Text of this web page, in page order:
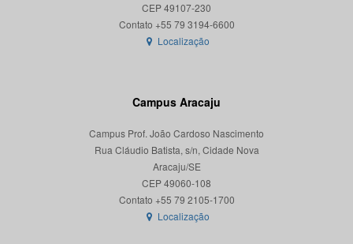
CEP 49107-230
Localização
Campus Aracaju
Campus Prof. João Cardoso Nascimento
Rua Cláudio Batista, s/n, Cidade Nova
Aracaju/SE
CEP 49060-108
Localização